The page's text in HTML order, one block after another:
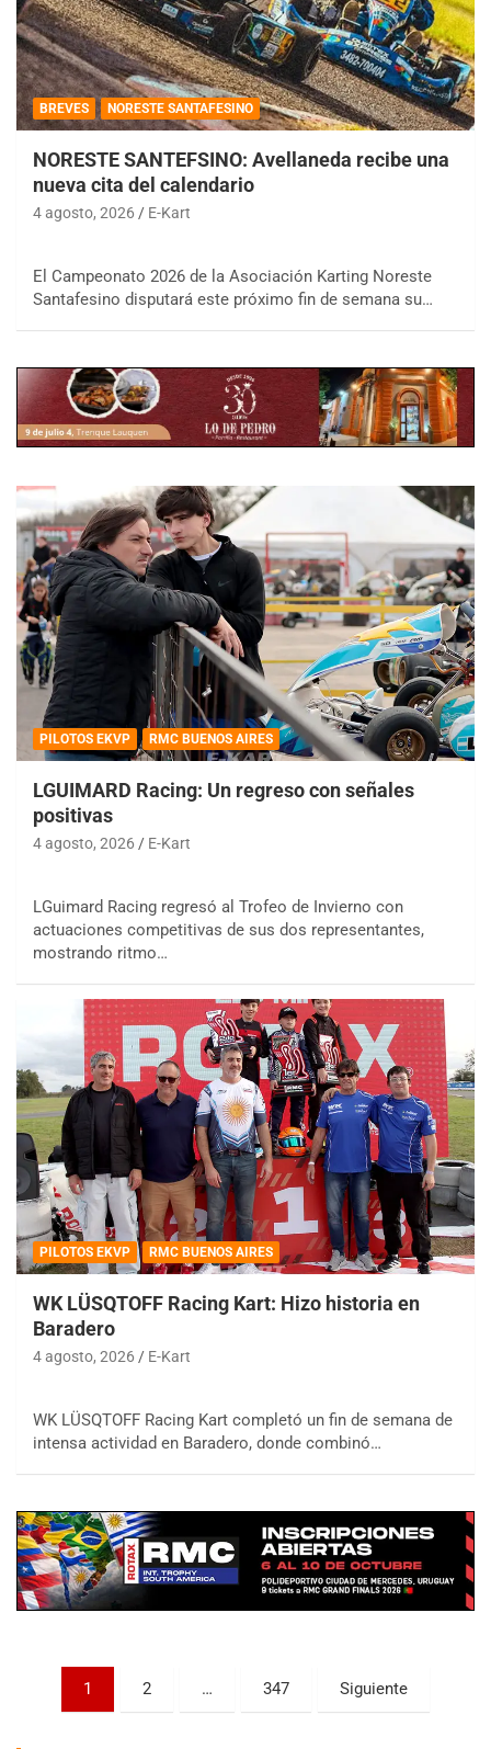
BREVES NORESTE SANTAFESINO
NORESTE SANTEFSINO: Avellaneda recibe una
nueva cita del calendario
4 agosto, 2026 E-Kart
El Campeonato 2026 de la Asociación Karting Noreste
Santafesino disputará este próximo fin de semana su…
PILOTOS EKVP RMC BUENOS AIRES
LGUIMARD Racing: Un regreso con señales
positivas
4 agosto, 2026 E-Kart
LGuimard Racing regresó al Trofeo de Invierno con
actuaciones competitivas de sus dos representantes,
mostrando ritmo…
PILOTOS EKVP RMC BUENOS AIRES
WK LÜSQTOFF Racing Kart: Hizo historia en
Baradero
4 agosto, 2026 E-Kart
WK LÜSQTOFF Racing Kart completó un fin de semana de
intensa actividad en Baradero, donde combinó…
Paginación
1 2 … 347 Siguiente
COBERTURA ESPECIAL DE E-KART.COM.AR
08/09-AGO
Baradero (Buenos Aires)
KDO - F6
Ciudad de Trenque Lauquen (Asfalto)
Trenque Lauquen (Buenos Aires)
Villaguay (Entre Ríos)